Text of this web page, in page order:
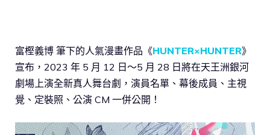
富樫義博 筆下的人氣漫畫作品《HUNTER×HUNTER》
宣布，2023 年 5 月 12 日～5 月 28 日將在天王洲銀河
劇場上演全新真人舞台劇，演員名單、幕後成員、主視
覺、定裝照、公演 CM 一併公開！